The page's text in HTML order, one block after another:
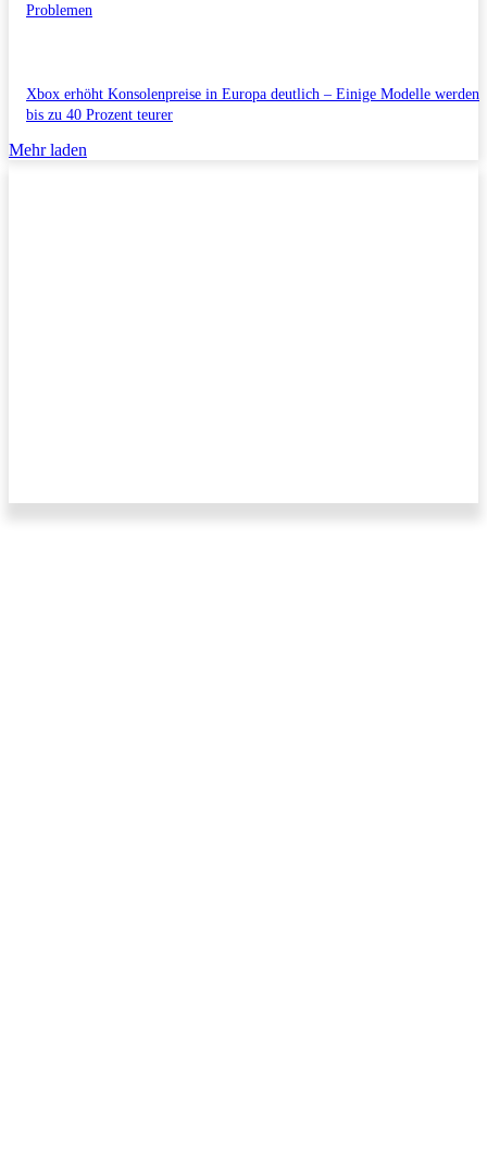
Problemen
Xbox erhöht Konsolenpreise in Europa deutlich – Einige Modelle werden
bis zu 40 Prozent teurer
Mehr laden